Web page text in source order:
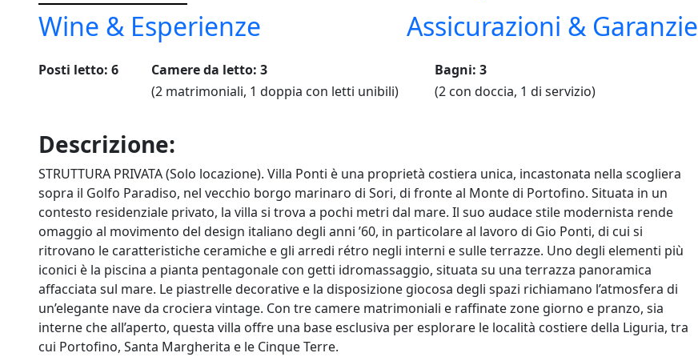
Wine & Esperienze
Assicurazioni & Garanzie
Posti letto: 6
Camere da letto: 3
(2 matrimoniali, 1 doppia con letti unibili)
Bagni: 3
(2 con doccia, 1 di servizio)
Descrizione:
STRUTTURA PRIVATA (Solo locazione). Villa Ponti è una proprietà costiera unica, incastonata nella scogliera
sopra il Golfo Paradiso, nel vecchio borgo marinaro di Sori, di fronte al Monte di Portofino. Situata in un
contesto residenziale privato, la villa si trova a pochi metri dal mare. Il suo audace stile modernista rende
omaggio al movimento del design italiano degli anni ’60, in particolare al lavoro di Gio Ponti, di cui si
ritrovano le caratteristiche ceramiche e gli arredi rétro negli interni e sulle terrazze. Uno degli elementi più
iconici è la piscina a pianta pentagonale con getti idromassaggio, situata su una terrazza panoramica
affacciata sul mare. Le piastrelle decorative e la disposizione giocosa degli spazi richiamano l’atmosfera di
un’elegante nave da crociera vintage. Con tre camere matrimoniali e raffinate zone giorno e pranzo, sia
interne che all’aperto, questa villa offre una base esclusiva per esplorare le località costiere della Liguria, tra
cui Portofino, Santa Margherita e le Cinque Terre.